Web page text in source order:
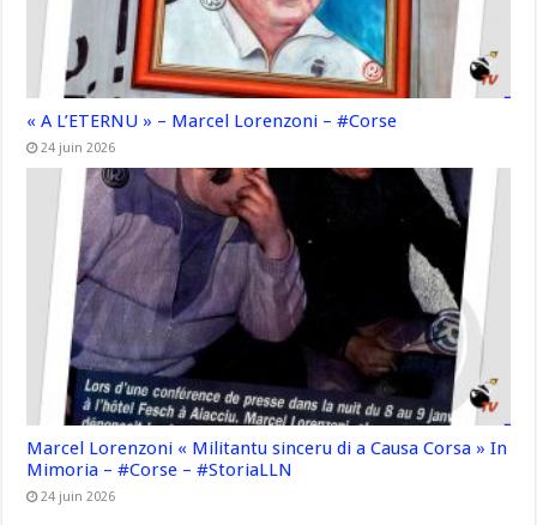
« A L’ETERNU » – Marcel Lorenzoni – #Corse
24 juin 2026
Marcel Lorenzoni « Militantu sinceru di a Causa Corsa » In
Mimoria – #Corse – #StoriaLLN
24 juin 2026